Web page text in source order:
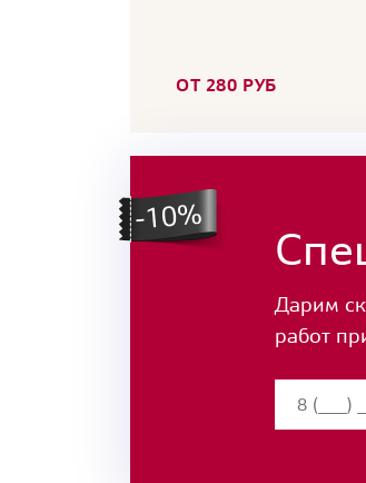
ОТ 280 РУБ
Дарим
работ